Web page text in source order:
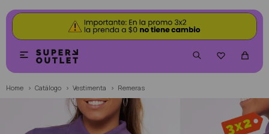


Home Catálogo Vestimenta Remeras